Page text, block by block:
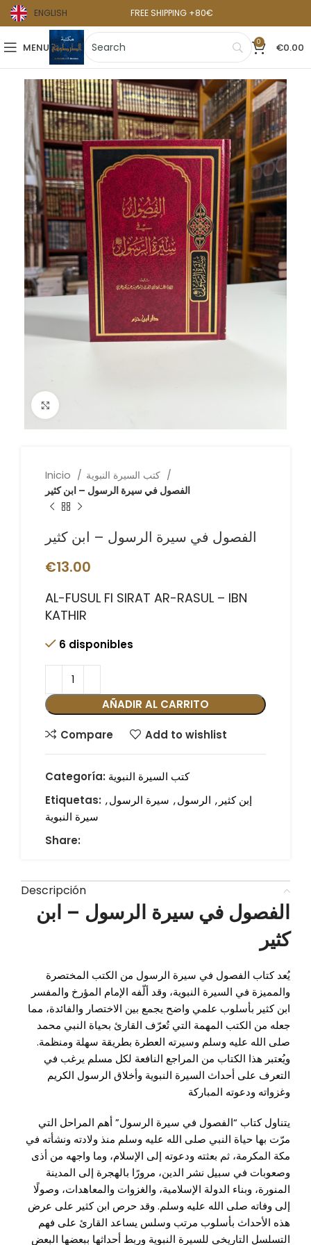
ENGLISH FREE SHIPPING +80€
MENU 0 €0.00
Inicio
الفصول في سيرة الرسول – ابن كثير
الفصول في سيرة الرسول – ابن كثير
€13.00
AL-FUSUL FI SIRAT AR-RASUL – IBN
KATHIR
6 disponibles
AÑADIR AL CARRITO
Compare Add to wishlist
Categoría: كتب السيرة النبوية
Etiquetas:
إبن كثير , الرسول, سيرة الرسول,
سيرة النبوية
Share:
Descripción
الفصول في سيرة الرسول – ابن
كثير
يُعد كتاب الفصول في سيرة الرسول من الكتب المختصرة
والمميزة في السيرة النبوية، وقد ألّفه الإمام المؤرخ والمفسر
ابن كثير بأسلوب علمي واضح يجمع بين الاختصار والفائدة، مما
جعله من الكتب المهمة التي تُعرّف القارئ بحياة النبي محمد
صلى الله عليه وسلم وسيرته العطرة بطريقة سهلة ومنظمة.
ويُعتبر هذا الكتاب من المراجع النافعة لكل مسلم يرغب في
التعرف على أحداث السيرة النبوية وأخلاق الرسول الكريم
وغزواته ودعوته المباركة
يتناول كتاب “الفصول في سيرة الرسول” أهم المراحل التي
مرّت بها حياة النبي صلى الله عليه وسلم منذ ولادته ونشأته في
مكة المكرمة، ثم بعثته ودعوته إلى الإسلام، وما واجهه من أذى
وصعوبات في سبيل نشر الدين، مرورًا بالهجرة إلى المدينة
المنورة، وبناء الدولة الإسلامية، والغزوات والمعاهدات، وصولًا
إلى وفاته صلى الله عليه وسلم. وقد حرص ابن كثير على عرض
هذه الأحداث بأسلوب مرتب وسلس يساعد القارئ على فهم
التسلسل التاريخي للسيرة النبوية وربط أحداثها ببعضها البعض